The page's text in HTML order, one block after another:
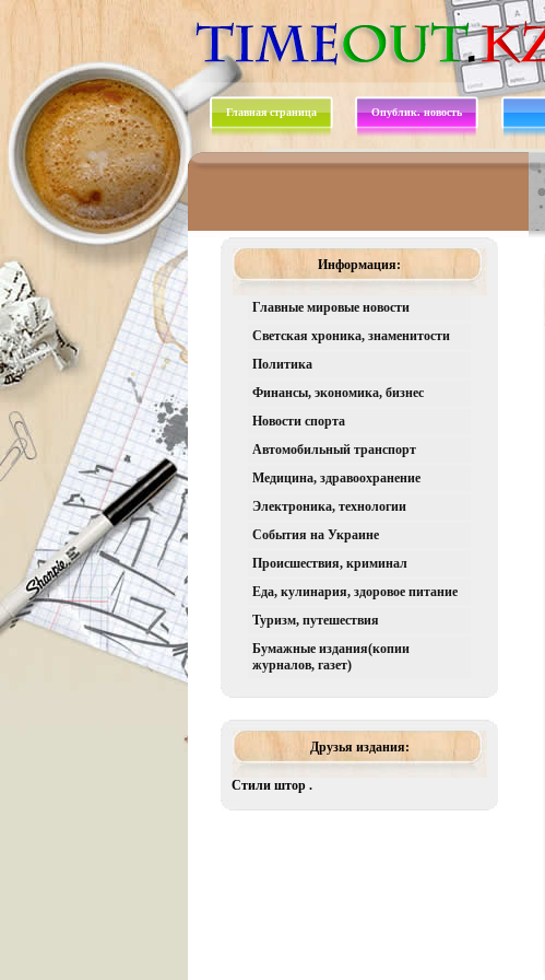
Главная страница Опублик. новость
Информация:
Главные мировые новости
Светская хроника, знаменитости
Политика
Финансы, экономика, бизнес
Новости спорта
Автомобильный транспорт
Медицина, здравоохранение
Электроника, технологии
События на Украине
Происшествия, криминал
Еда, кулинария, здоровое питание
Туризм, путешествия
Бумажные издания(копии
журналов, газет)
Друзья издания:
Стили штор .